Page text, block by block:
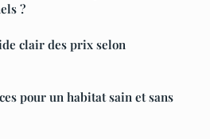
?
clair des prix selon
pour un habitat sain et sans